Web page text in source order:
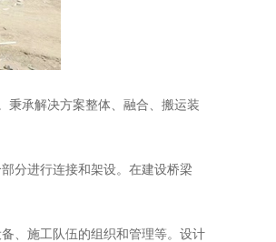
秉承解决方案整体、融合、搬运装
分进行连接和架设。在建设桥梁
、施工队伍的组织和管理等。设计